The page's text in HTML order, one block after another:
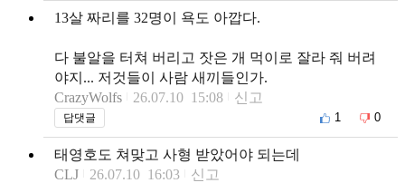
13살 짜리를 32명이 욕도 아깝다.
다 불알을 터쳐 버리고 잣은 개 먹이로 잘라 줘 버려
야지... 저것들이 사람 새끼들인가.
CrazyWolfs
26.07.10 15:08 신고
답댓글 1 0
태영호도 쳐맞고 사형 받았어야 되는데
CLJ
26.07.10 16:03 신고